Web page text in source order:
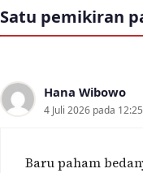
Satu pemikiran
Hana Wibowo
4 Juli 2026 pada
Baru paham